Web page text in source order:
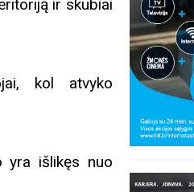
ir skubiai
kol atvyko
yra išlikęs nuo